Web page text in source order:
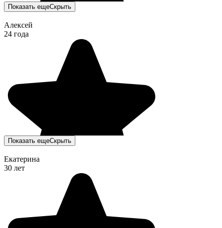
Показать ещеСкрыть
Алексей
24 года
Показать ещеСкрыть
Екатерина
30 лет